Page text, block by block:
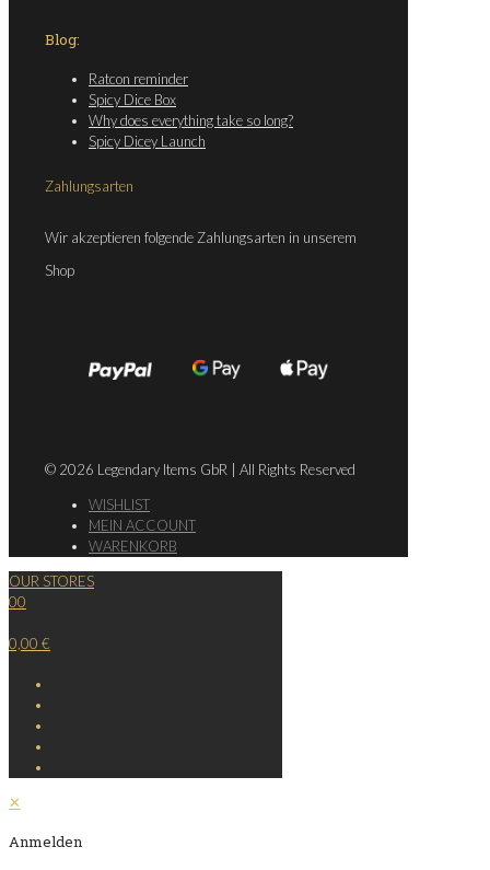
Blog:
Ratcon reminder
Spicy Dice Box
Why does everything take so long?
Spicy Dicey Launch
Zahlungsarten
Wir akzeptieren folgende Zahlungsarten in unserem
Shop
© 2026 Legendary Items GbR | All Rights Reserved
WISHLIST
MEIN ACCOUNT
WARENKORB
OUR STORES
00
0,00 €
✕
Anmelden